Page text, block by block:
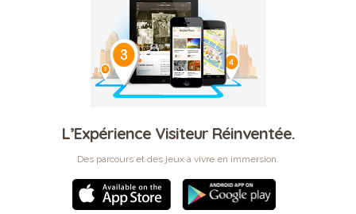
L’Expérience Visiteur Réinventée.
Des parcours et des jeux à vivre en immersion.